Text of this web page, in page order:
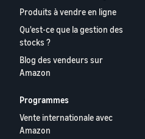
Produits à vendre en ligne
Qu'est-ce que la gestion des
stocks ?
Blog des vendeurs sur
Amazon
Programmes
Vente internationale avec
Amazon